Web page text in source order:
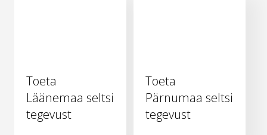
Toeta
Läänemaa seltsi
tegevust
Toeta
Pärnumaa seltsi
tegevust